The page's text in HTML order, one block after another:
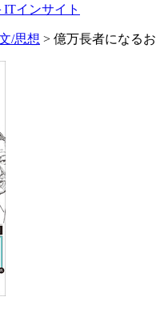
ITインサイト
/思想 > 億万長者になる